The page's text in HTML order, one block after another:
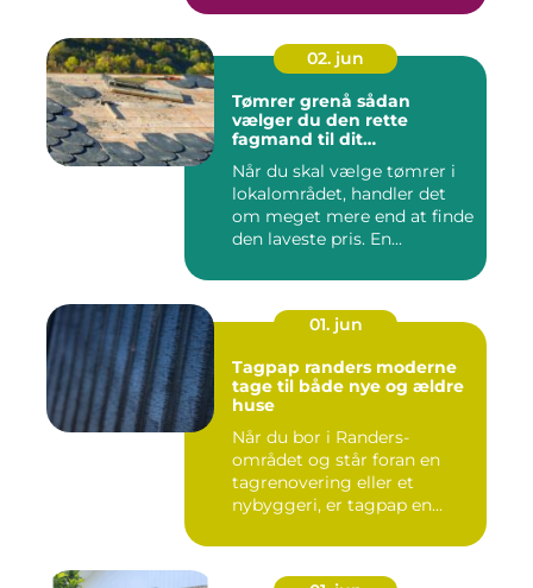
02. jun
Tømrer grenå sådan
vælger du den rette
fagmand til dit
Når du skal vælge tømrer i
lokalområdet, handler det
om meget mere end at finde
den laveste pris. En...
01. jun
Tagpap randers moderne
tage til både nye og ældre
huse
Når du bor i Randers-
området og står foran en
tagrenovering eller et
nybyggeri, er tagpap en